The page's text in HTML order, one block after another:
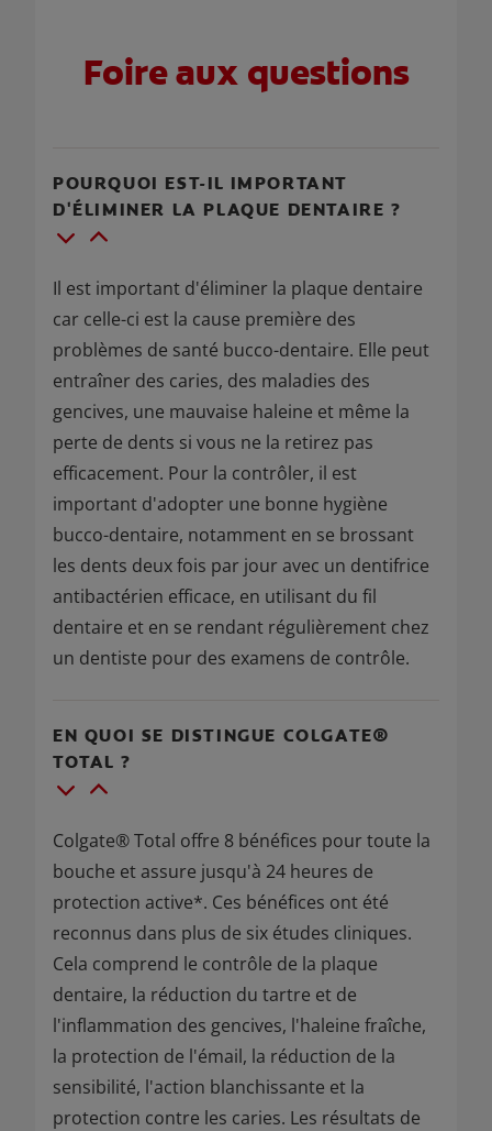
Foire aux questions
POURQUOI EST-IL IMPORTANT
D'ÉLIMINER LA PLAQUE DENTAIRE ?
Il est important d'éliminer la plaque dentaire
car celle-ci est la cause première des
problèmes de santé bucco-dentaire. Elle peut
entraîner des caries, des maladies des
gencives, une mauvaise haleine et même la
perte de dents si vous ne la retirez pas
efficacement. Pour la contrôler, il est
important d'adopter une bonne hygiène
bucco-dentaire, notamment en se brossant
les dents deux fois par jour avec un dentifrice
antibactérien efficace, en utilisant du fil
dentaire et en se rendant régulièrement chez
un dentiste pour des examens de contrôle.
EN QUOI SE DISTINGUE COLGATE®
TOTAL ?
Colgate® Total offre 8 bénéfices pour toute la
bouche et assure jusqu'à 24 heures de
protection active*. Ces bénéfices ont été
reconnus dans plus de six études cliniques.
Cela comprend le contrôle de la plaque
dentaire, la réduction du tartre et de
l'inflammation des gencives, l'haleine fraîche,
la protection de l'émail, la réduction de la
sensibilité, l'action blanchissante et la
protection contre les caries. Les résultats de